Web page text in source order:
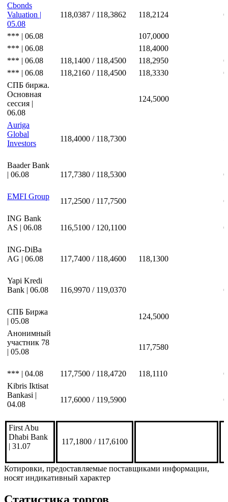
Cbonds
Valuation |
05.08
118,0387 / 118,3862 118,2124
*** | 06.08
107,0000
*** | 06.08
118,4000
*** | 06.08
118,1400 / 118,4500 118,2950
*** | 06.08
118,2160 / 118,4500 118,3330
СПБ биржа.
Основная
сессия |
06.08
124,5000
Auriga
Global
Investors
118,4000 / 118,7300
Baader Bank
| 06.08
117,7380 / 118,5300
EMFI Group
117,2500 / 117,7500
ING Bank
AS | 06.08
116,5100 / 120,1100
ING-DiBa
AG | 06.08
117,7400 / 118,4600 118,1300
Yapi Kredi
Bank | 06.08
116,9970 / 119,0370
СПБ Биржа
| 05.08
124,5000
Анонимный
участник 78
| 05.08
117,7580
*** | 04.08 117,7500 / 118,4720 118,1110
Kibris Iktisat
Bankasi |
04.08
117,6000 / 119,5900
First Abu
Dhabi Bank
| 31.07
117,1800 / 117,6100
Котировки, предоставляемые поставщиками информации,
носят индикативный характер
Статистика торгов